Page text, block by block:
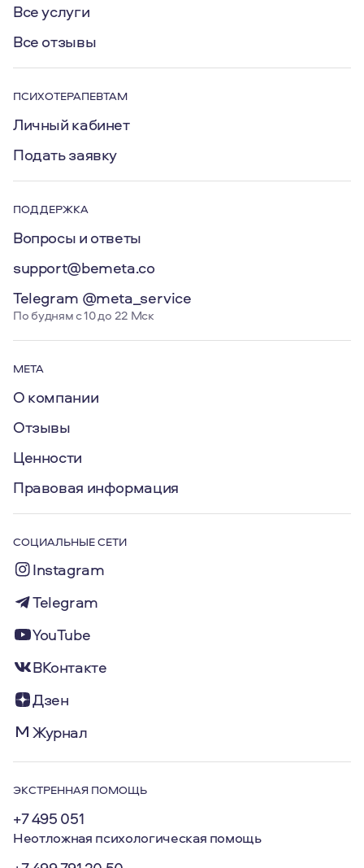
Все услуги
Все отзывы
ПСИХОТЕРАПЕВТАМ
Личный кабинет
Подать заявку
ПОДДЕРЖКА
Вопросы и ответы
support@bemeta.co
Telegram @meta_service
По будням с 10 до 22 Мск
МЕТА
О компании
Отзывы
Ценности
Правовая информация
СОЦИАЛЬНЫЕ СЕТИ
Instagram
Telegram
YouTube
ВКонтакте
Дзен
Журнал
ЭКСТРЕННАЯ ПОМОЩЬ
+7 495 051
Неотложная психологическая помощь